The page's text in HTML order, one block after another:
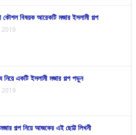
কৌশল বিষয়ক আরেকটি মজার ইসলামী গল্প
নিয়ে একটি ইসলামী মজার গল্প পড়ুন
গল্প নিয়ে আজকের এই ছোট্ট লিখনী